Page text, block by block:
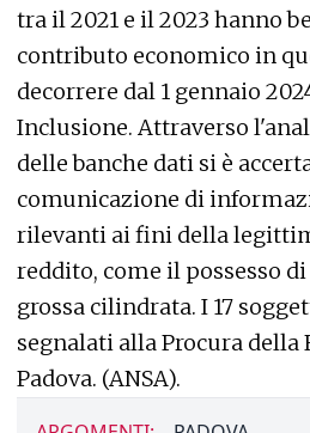
tra il 2021 e il 2023 hanno
contributo economico in
decorrere dal 1 gennaio
Inclusione. Attraverso
delle banche dati si è
comunicazione di
rilevanti ai fini della
reddito, come il possesso
grossa cilindrata. I 17
segnalati alla Procura della
Padova. (ANSA).